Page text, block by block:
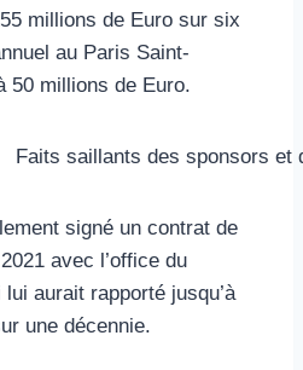
millions de Euro sur six
au Paris Saint-
50 millions de Euro.
signé un contrat de
avec l’office du
aurait rapporté jusqu’à
une décennie.